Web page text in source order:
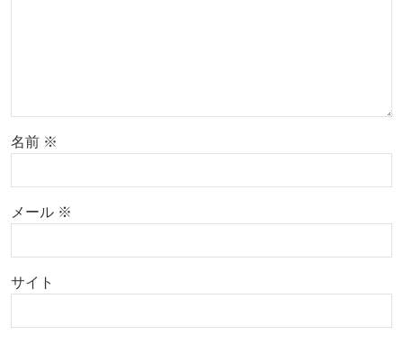
名前 ※
メール ※
サイト